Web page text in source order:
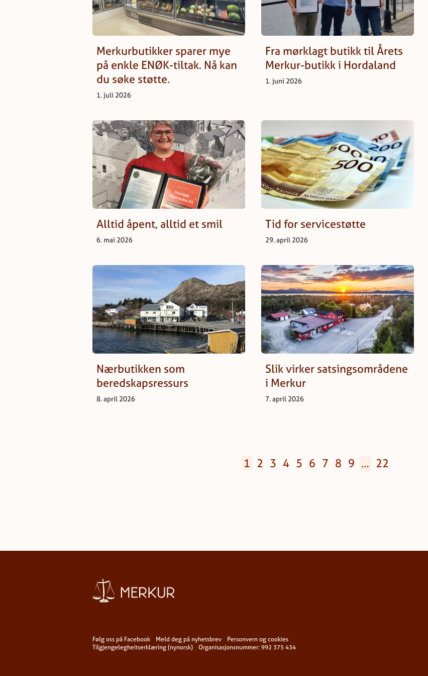
Merkurbutikker sparer mye
på enkle ENØK-tiltak. Nå kan
du søke støtte.
1. juli 2026
Fra mørklagt butikk til Årets
Merkur-butikk i Hordaland
1. juni 2026
Alltid åpent, alltid et smil
6. mai 2026
Tid for servicestøtte
29. april 2026
Nærbutikken som
beredskapsressurs
8. april 2026
Slik virker satsingsområdene
i Merkur
7. april 2026
1 2 3 4 5 6 7 8 9 … 22
Følg oss på Facebook Meld deg på nyhetsbrev
Personvern og cookies
Tilgjengelegheitserklæring (nynorsk)
Organisasjonsnummer: 992 375 434